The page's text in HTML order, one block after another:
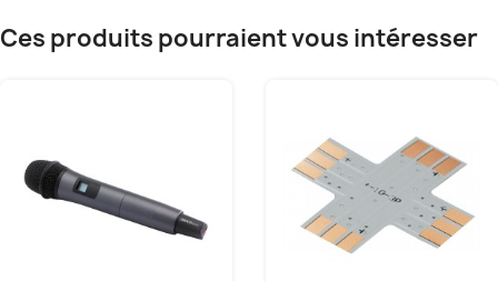
Ces produits pourraient vous intéresser